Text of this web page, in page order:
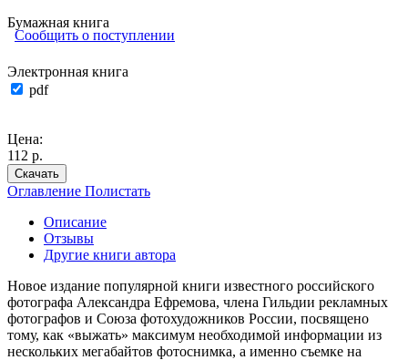
Бумажная книга
Сообщить о поступлении
Электронная книга
pdf
Цена:
112 р.
Скачать
Оглавление Полистать
Описание
Отзывы
Другие книги автора
Новое издание популярной книги известного российского
фотографа Александра Ефремова, члена Гильдии рекламных
фотографов и Союза фотохудожников России, посвящено
тому, как «выжать» максимум необходимой информации из
нескольких мегабайтов фотоснимка, а именно съемке на